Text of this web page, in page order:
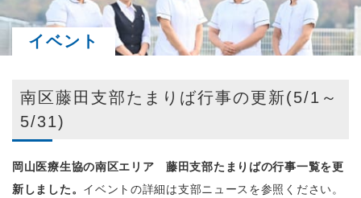
イベント
南区藤田支部たまりば行事の更新(5/1～
5/31)
岡山医療生協の南区エリア 藤田支部たまりばの行事一覧を更
新しました。 イベントの詳細は支部ニュースを参照ください。